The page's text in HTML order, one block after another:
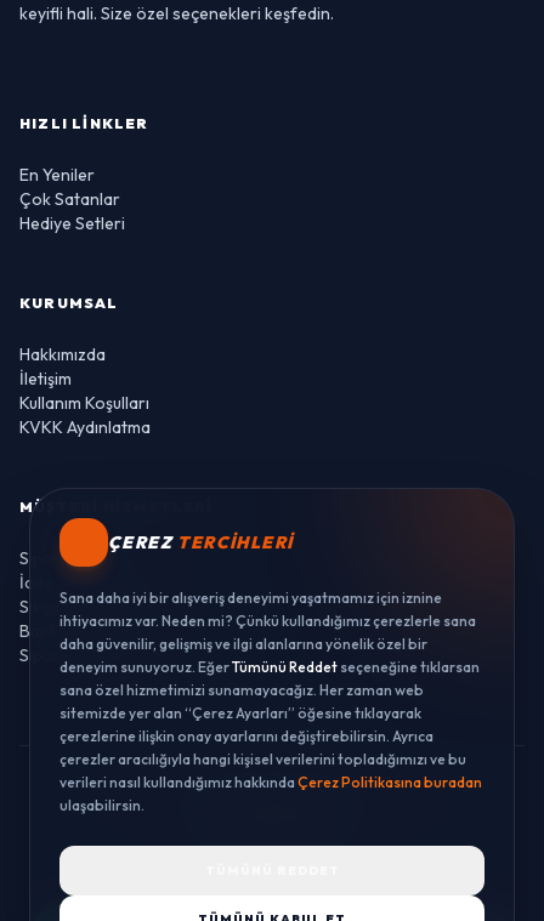
keyifli hali. Size özel seçenekleri keşfedin.
HIZLI LINKLER
En Yeniler
Çok Satanlar
Hediye Setleri
KURUMSAL
Hakkımızda
İletişim
Kullanım Koşulları
KVKK Aydınlatma
MÜŞTERI HIZMETLERI
Sipariş Takibi
İade ve Değişim
Sıkça Sorulan Sorular
Banka Hesaplarımız
Sipariş Takibi
© 2026 LUSTWAY. TÜM HAKLARI SAKLIDIR.
ÇEREZ TERCIHLERI
Sana daha iyi bir alışveriş deneyimi yaşatmamız için iznine
ihtiyacımız var. Neden mi? Çünkü kullandığımız çerezlerle sana
daha güvenilir, gelişmiş ve ilgi alanlarına yönelik özel bir
deneyim sunuyoruz. EğerTümünü Reddet seçeneğine tıklarsan
sana özel hizmetimizi sunamayacağız. Her zaman web
sitemizde yer alan “Çerez Ayarları” öğesine tıklayarak
çerezlerine ilişkin onay ayarlarını değiştirebilirsin. Ayrıca
çerezler aracılığıyla hangi kişisel verilerini topladığımızı ve bu
verileri nasıl kullandığımız hakkındaÇerez Politikasına buradan
ulaşabilirsin.